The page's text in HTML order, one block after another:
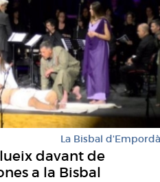
La Bisbal d'Empordà
davant de
a la Bisbal